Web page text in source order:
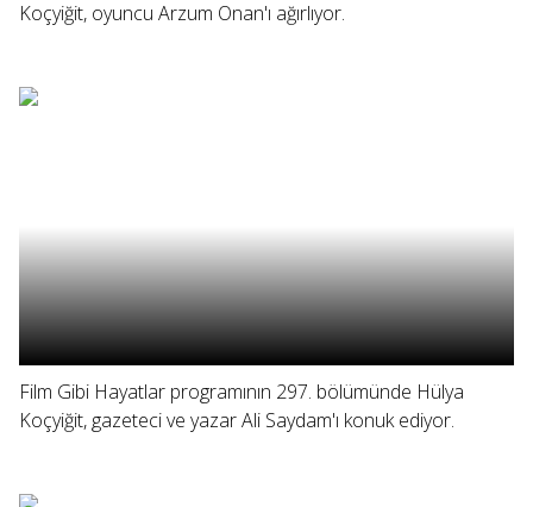
Koçyiğit, oyuncu Arzum Onan'ı ağırlıyor.
Film Gibi Hayatlar programının 297. bölümünde Hülya
Koçyiğit, gazeteci ve yazar Ali Saydam'ı konuk ediyor.